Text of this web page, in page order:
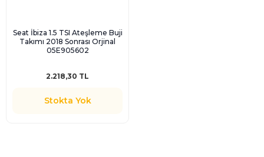
Seat İbiza 1.5 TSI Ateşleme Buji
Takımı 2018 Sonrası Orjinal
05E905602
2.218,30 TL
Stokta Yok